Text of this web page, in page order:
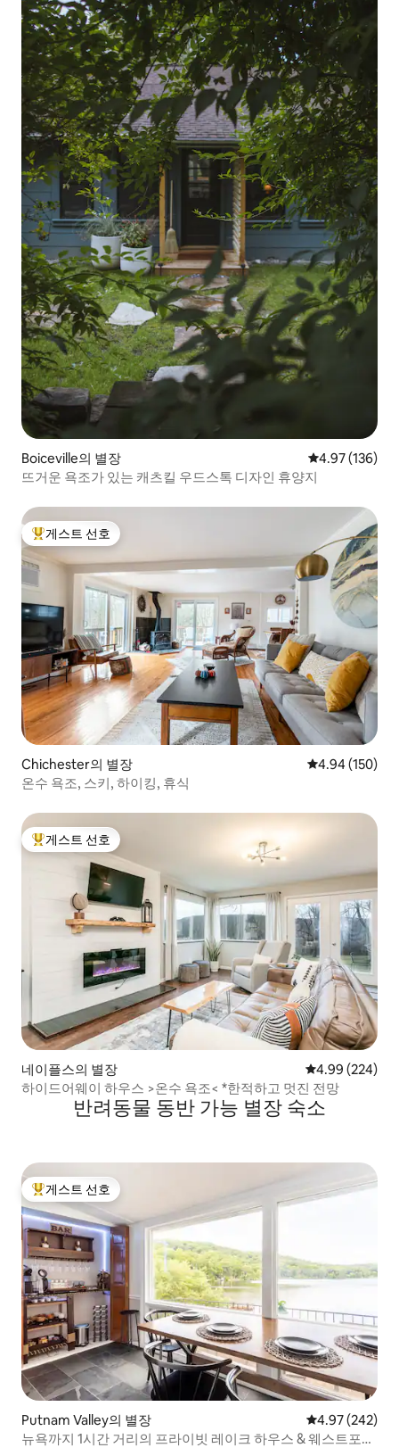
Boiceville의 별장 평점 4.97점(5
4.97 (136)
뜨거운 욕조가 있는 캐츠킬 우드스톡 디자인 휴양지
상위 게스트 선호
게스트 선호
Chichester의 별장 평점 4.94점(5
4.94 (150)
온수 욕조, 스키, 하이킹, 휴식
상위 게스트 선호
게스트 선호
네이플스의 별장 평점 4.99점(5
4.99 (224)
하이드어웨이 하우스 >온수 욕조< *한적하고 멋진 전망
반려동물 동반 가능 별장 숙소
상위 게스트 선호
게스트 선호
Putnam Valley의 별장 평점 4.97점(5
4.97 (242)
뉴욕까지 1시간 거리의 프라이빗 레이크 하우스 & 웨스트포인